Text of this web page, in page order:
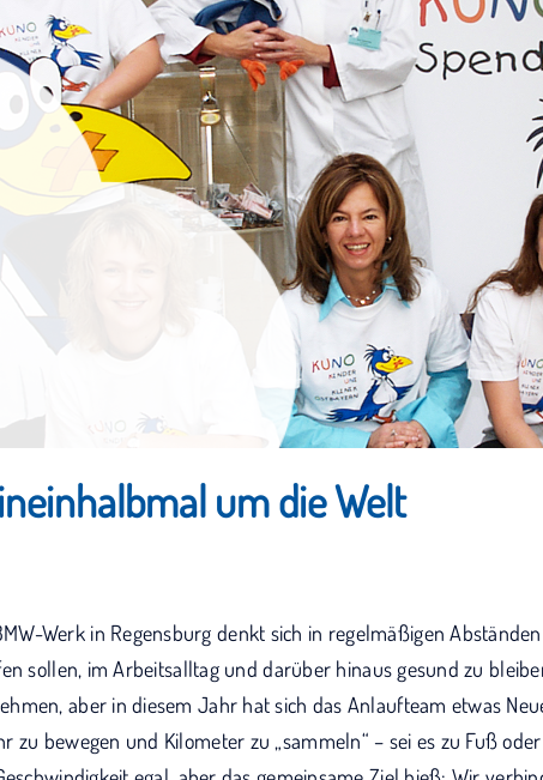
um die Welt
Werk in Regensburg denkt sich in regelmäßigen
sollen, im Arbeitsalltag und darüber hinaus gesund zu
aber in diesem Jahr hat sich das Anlaufteam etwas
zu bewegen und Kilometer zu „sammeln“ – sei es zu Fuß